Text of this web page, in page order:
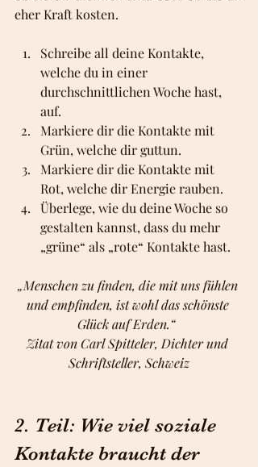
eher Kraft kosten.
Schreibe all deine Kontakte,
welche du in einer
durchschnittlichen Woche hast,
auf.
Markiere dir die Kontakte mit
Grün, welche dir guttun.
Markiere dir die Kontakte mit
Rot, welche dir Energie rauben.
Überlege, wie du deine Woche so
gestalten kannst, dass du mehr
„grüne“ als „rote“ Kontakte hast.
„Menschen zu finden, die mit uns fühlen
und empfinden, ist wohl das schönste
Glück auf Erden.“
Zitat von Carl Spitteler, Dichter und
Schriftsteller, Schweiz
2. Teil: Wie viel soziale
Kontakte braucht der